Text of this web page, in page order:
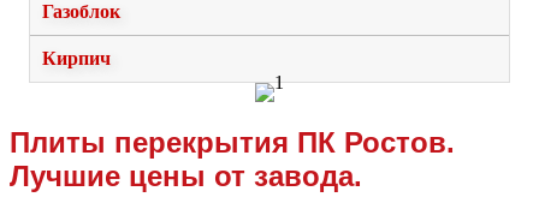
Газоблок
Кирпич
Плиты перекрытия ПК Ростов.
Лучшие цены от завода.